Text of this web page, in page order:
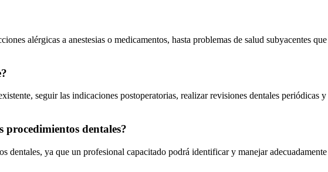
alérgicas a anestesias o medicamentos, hasta problemas de salud subyacentes que
seguir las indicaciones postoperatorias, realizar revisiones dentales periódicas y
dentales?
dentales, ya que un profesional capacitado podrá identificar y manejar adecuadamente